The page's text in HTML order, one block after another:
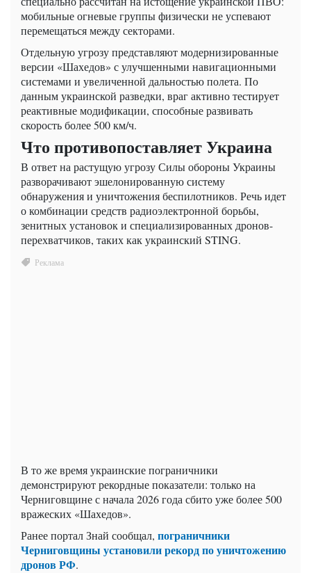
мобильные огневые группы физически не успевают
перемещаться между секторами.
Отдельную угрозу представляют модернизированные
версии «Шахедов» с улучшенными навигационными
системами и увеличенной дальностью полета. По
данным украинской разведки, враг активно тестирует
реактивные модификации, способные развивать
скорость более 500 км/ч.
Что противопоставляет Украина
В ответ на растущую угрозу Силы обороны Украины
разворачивают эшелонированную систему
обнаружения и уничтожения беспилотников. Речь идет
о комбинации средств радиоэлектронной борьбы,
зенитных установок и специализированных дронов-
перехватчиков, таких как украинский STING.
В то же время украинские пограничники
демонстрируют рекордные показатели: только на
Черниговщине с начала 2026 года сбито уже более 500
вражеских «Шахедов».
Ранее портал Знай сообщал, пограничники
Черниговщины установили рекорд по уничтожению
дронов РФ.